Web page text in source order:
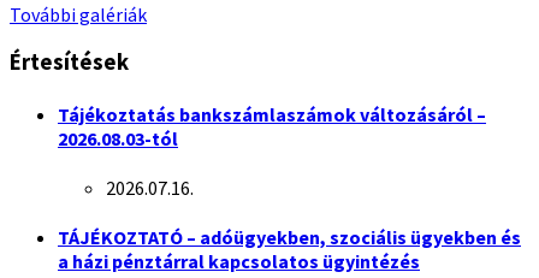
További galériák
Értesítések
Tájékoztatás bankszámlaszámok változásáról –
2026.08.03-tól
2026.07.16.
TÁJÉKOZTATÓ – adóügyekben, szociális ügyekben és
a házi pénztárral kapcsolatos ügyintézés